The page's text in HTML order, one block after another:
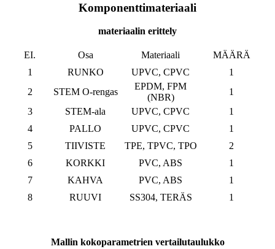
Komponenttimateriaali
materiaalin erittely
EI. Osa Materiaali
MÄÄRÄ
1
RUNKO UPVC, CPVC
1
2
STEM O-rengas
EPDM, FPM
(NBR)
1
3
STEM-ala UPVC, CPVC
1
4
PALLO UPVC, CPVC
1
5
TIIVISTE TPE, TPVC, TPO
2
6
KORKKI PVC, ABS
1
7
KAHVA PVC, ABS
1
8
RUUVI SS304, TERÄS 1
Mallin kokoparametrien vertailutaulukko